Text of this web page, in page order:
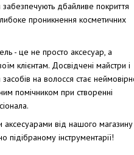
дбайливе покриття
проникнення косметичних
- це не просто аксесуар, а
клієнтам. Досвідчені майстри і
на волосся стає
помічником при створенні
від нашого магазину
інструментарії!